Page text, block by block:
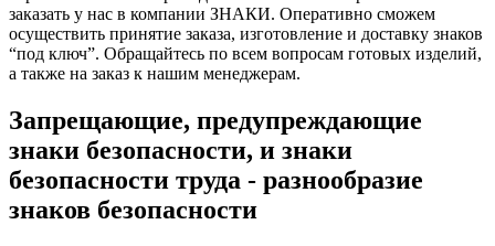
заказать у нас в компании ЗНАКИ. Оперативно сможем
осуществить принятие заказа, изготовление и доставку знаков
“под ключ”. Обращайтесь по всем вопросам готовых изделий,
а также на заказ к нашим менеджерам.
Запрещающие, предупреждающие
знаки безопасности, и знаки
безопасности труда - разнообразие
знаков безопасности